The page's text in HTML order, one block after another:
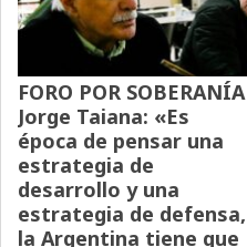
FORO POR SOBERANÍA
Jorge Taiana: «Es
época de pensar una
estrategia de
desarrollo y una
estrategia de defensa,
la Argentina tiene que